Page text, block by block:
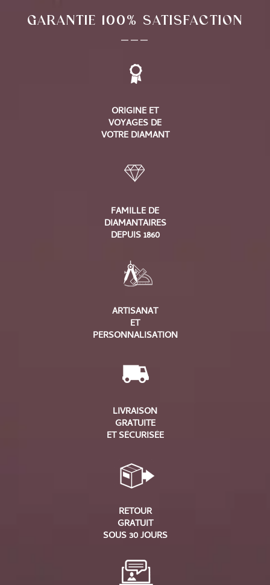
GARANTIE 100% SATISFACTION
ORIGINE ET
VOYAGES DE
VOTRE DIAMANT
FAMILLE DE
DIAMANTAIRES
DEPUIS 1860
ARTISANAT
ET
PERSONNALISATION
LIVRAISON
GRATUITE
ET SÉCURISÉE
RETOUR
GRATUIT
SOUS 30 JOURS